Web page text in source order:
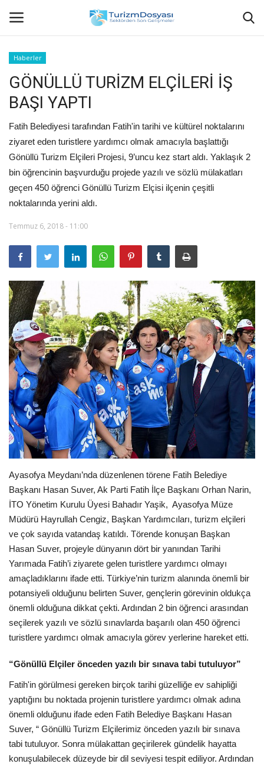
Anasayfa
Bize Ulaşın
Künye
Halil ÖNCÜ kimdir?
KVKK Aydınlatma Metni
Haberler
Görüntülü
Araştırma - İnceleme
Lezzet Durakları
Röportajlar
Gezi - Yorum
Sizlerden Gelenler
Yorumlar
Video Tanıtım
Köşe Yazarları
Galeri
Haberler
GÖNÜLLÜ TURİZM ELÇİLERİ İŞ
BAŞI YAPTI
Fatih Belediyesi tarafından Fatih'in tarihi ve kültürel noktalarını
ziyaret eden turistlere yardımcı olmak amacıyla başlattığı
Gönüllü Turizm Elçileri Projesi, 9’uncu kez start aldı. Yaklaşık 2
bin öğrencinin başvurduğu projede yazılı ve sözlü mülakatları
geçen 450 öğrenci Gönüllü Turizm Elçisi ilçenin çeşitli
noktalarında yerini aldı.
Temmuz 6, 2018 - 11:00
Ayasofya Meydanı’nda düzenlenen törene Fatih Belediye
Başkanı Hasan Suver, Ak Parti Fatih İlçe Başkanı Orhan Narin,
İTO Yönetim Kurulu Üyesi Bahadır Yaşik, Ayasofya Müze
Müdürü Hayrullah Cengiz, Başkan Yardımcıları, turizm elçileri
ve çok sayıda vatandaş katıldı. Törende konuşan Başkan
Hasan Suver, projeyle dünyanın dört bir yanından Tarihi
Yarımada Fatih’i ziyarete gelen turistlere yardımcı olmayı
amaçladıklarını ifade etti. Türkiye’nin turizm alanında önemli bir
potansiyeli olduğunu belirten Suver, gençlerin görevinin oldukça
önemli olduğuna dikkat çekti. Ardından 2 bin öğrenci arasından
seçilerek yazılı ve sözlü sınavlarda başarılı olan 450 öğrenci
turistlere yardımcı olmak amacıyla görev yerlerine hareket etti.
“Gönüllü Elçiler önceden yazılı bir sınava tabi tutuluyor”
Fatih'in görülmesi gereken birçok tarihi güzelliğe ev sahipliği
yaptığını bu noktada projenin turistlere yardımcı olmak adına
önemli olduğunu ifade eden Fatih Belediye Başkanı Hasan
Suver, “ Gönüllü Turizm Elçilerimiz önceden yazılı bir sınava
tabi tutuluyor. Sonra mülakattan geçirilerek gündelik hayatta
konuşulabilecek düzeyde bir dil seviyesi tespit ediliyor. Ardından